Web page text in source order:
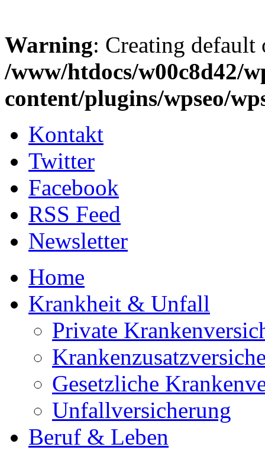
Warning: Creating
/www/htdocs/w00c8d42/
content/plugins/wpseo/
Kontakt
Twitter
Facebook
RSS Feed
Newsletter
Home
Krankheit & Unfall
Private
Gesetzliche
Unfallversicherung
Beruf & Leben